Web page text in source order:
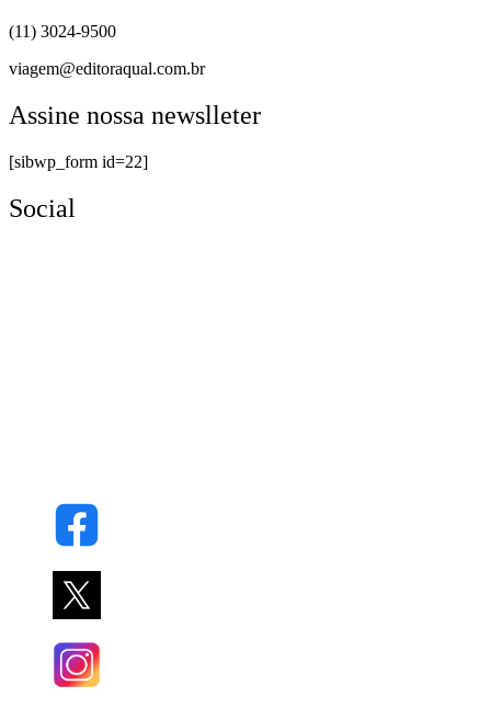
(11) 3024-9500
viagem@editoraqual.com.br
Assine nossa newslleter
[sibwp_form id=22]
Social